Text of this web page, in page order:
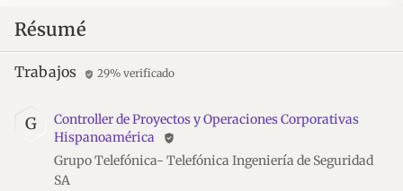
Résumé
Trabajos verified_user 29% verificado
G
Controller de Proyectos y Operaciones Corporativas
Hispanoamérica
verified_user
Grupo Telefónica- Telefónica Ingeniería de Seguridad
SA